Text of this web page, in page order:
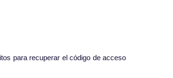
para recuperar el código de acceso